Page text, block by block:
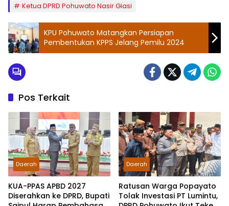
Ketua DPRD Pohuwato Nasir Giasi
KPU Pohuwato Matangkan Persiapan
Pembentukan KPPS Jelang Pemilu 2024
Pos Terkait
Daerah
KUA-PPAS APBD 2027
Diserahkan ke DPRD, Bupati
Daerah
Ratusan Warga Popayato
Tolak Investasi PT Lumintu,